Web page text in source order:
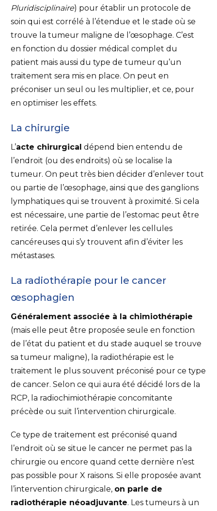
Pluridisciplinaire) pour établir un protocole de
soin qui est corrélé à l’étendue et le stade où se
trouve la tumeur maligne de l’œsophage. C’est
en fonction du dossier médical complet du
patient mais aussi du type de tumeur qu’un
traitement sera mis en place. On peut en
préconiser un seul ou les multiplier, et ce, pour
en optimiser les effets.
La chirurgie
L’acte chirurgical dépend bien entendu de
l’endroit (ou des endroits) où se localise la
tumeur. On peut très bien décider d’enlever tout
ou partie de l’œsophage, ainsi que des ganglions
lymphatiques qui se trouvent à proximité. Si cela
est nécessaire, une partie de l’estomac peut être
retirée. Cela permet d’enlever les cellules
cancéreuses qui s’y trouvent afin d’éviter les
métastases.
La radiothérapie pour le cancer
œsophagien
Généralement associée à la chimiothérapie
(mais elle peut être proposée seule en fonction
de l’état du patient et du stade auquel se trouve
sa tumeur maligne), la radiothérapie est le
traitement le plus souvent préconisé pour ce type
de cancer. Selon ce qui aura été décidé lors de la
RCP, la radiochimiothérapie concomitante
précède ou suit l’intervention chirurgicale.
Ce type de traitement est préconisé quand
l’endroit où se situe le cancer ne permet pas la
chirurgie ou encore quand cette dernière n’est
pas possible pour X raisons. Si elle proposée avant
l’intervention chirurgicale, on parle de
radiothérapie néoadjuvante. Les tumeurs à un